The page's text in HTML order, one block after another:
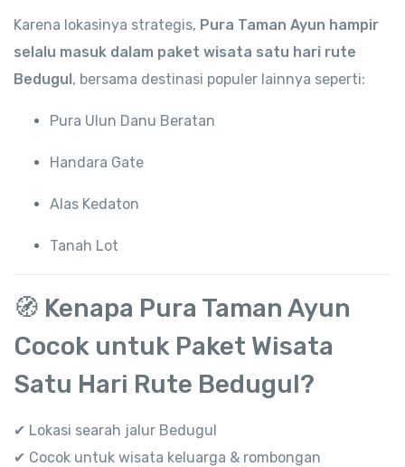
Karena lokasinya strategis, Pura Taman Ayun hampir
selalu masuk dalam paket wisata satu hari rute
Bedugul, bersama destinasi populer lainnya seperti:
Pura Ulun Danu Beratan
Handara Gate
Alas Kedaton
Tanah Lot
🧭 Kenapa Pura Taman Ayun
Cocok untuk Paket Wisata
Satu Hari Rute Bedugul?
✔ Lokasi searah jalur Bedugul
✔ Cocok untuk wisata keluarga & rombongan